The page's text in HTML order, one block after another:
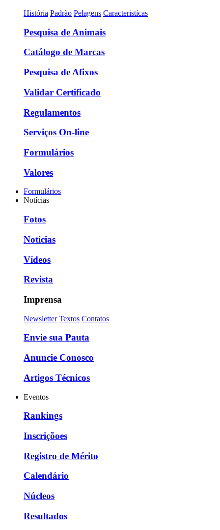
História Padrão Pelagens Caracteristícas
Pesquisa de Animais
Catálogo de Marcas
Pesquisa de Afixos
Validar Certificado
Regulamentos
Serviços On-line
Formulários
Valores
Formulários
Notícias
Fotos
Notícias
Vídeos
Revista
Imprensa
Newsletter Textos Contatos
Envie sua Pauta
Anuncie Conosco
Artigos Técnicos
Eventos
Rankings
Inscriçõoes
Registro de Mérito
Calendário
Núcleos
Resultados